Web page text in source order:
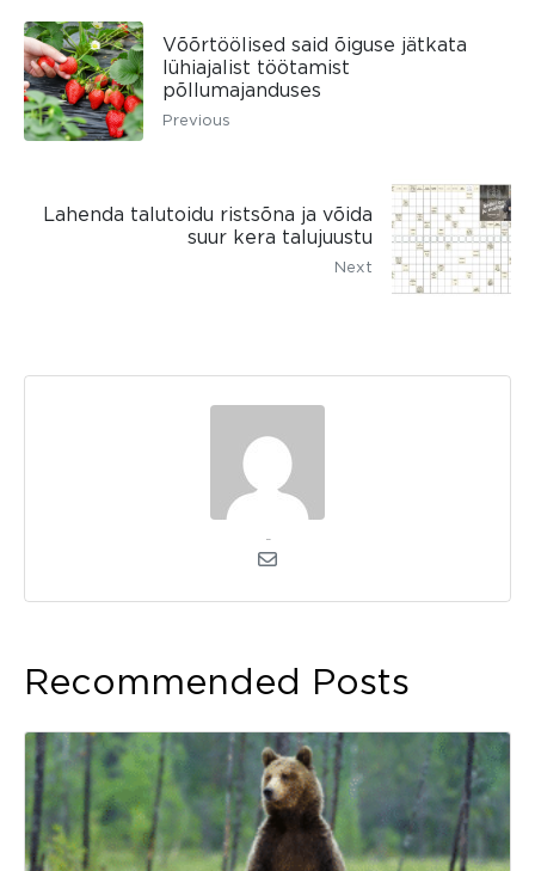
Võõrtöölised said õiguse jätkata
lühiajalist töötamist
põllumajanduses
Previous
Lahenda talutoidu ristsõna ja võida
suur kera talujuustu
Next
Recommended Posts